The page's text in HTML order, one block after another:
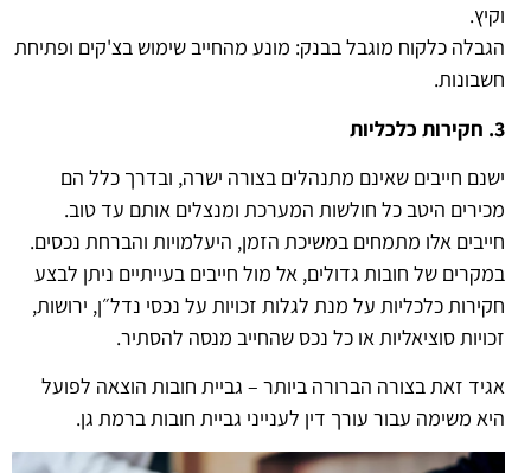
וקיץ.
הגבלה כלקוח מוגבל בבנק: מונע מהחייב שימוש בצ'קים ופתיחת
חשבונות.
3. חקירות כלכליות
ישנם חייבים שאינם מתנהלים בצורה ישרה, ובדרך כלל הם
מכירים היטב כל חולשות המערכת ומנצלים אותם עד טוב.
חייבים אלו מתמחים במשיכת הזמן, היעלמויות והברחת נכסים.
במקרים של חובות גדולים, אל מול חייבים בעייתיים ניתן לבצע
חקירות כלכליות על מנת לגלות זכויות על נכסי נדל״ן, ירושות,
זכויות סוציאליות או כל נכס שהחייב מנסה להסתיר.
אגיד זאת בצורה הברורה ביותר – גביית חובות הוצאה לפועל
היא משימה עבור עורך דין לענייני גביית חובות ברמת גן.